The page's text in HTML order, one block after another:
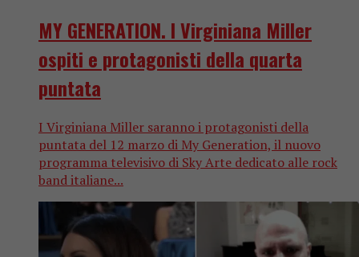
MY GENERATION. I Virginiana Miller
ospiti e protagonisti della quarta
puntata
I Virginiana Miller saranno i protagonisti della
puntata del 12 marzo di My Generation, il nuovo
programma televisivo di Sky Arte dedicato alle rock
band italiane...